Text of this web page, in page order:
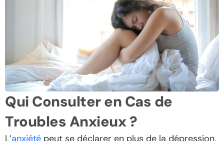
Qui Consulter en Cas de
Troubles Anxieux ?